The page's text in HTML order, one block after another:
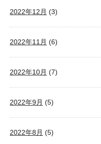
2022年12月 (3)
2022年11月 (6)
2022年10月 (7)
2022年9月 (5)
2022年8月 (5)